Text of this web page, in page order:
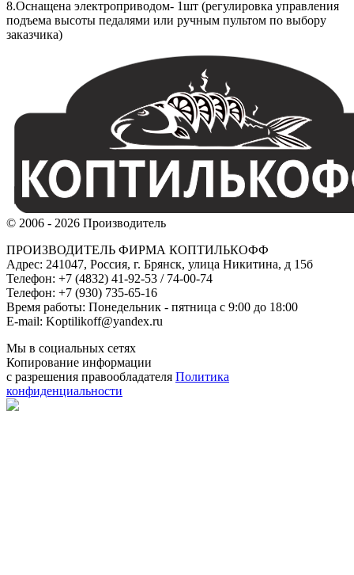
8.Оснащена электроприводом- 1шт (регулировка управления
подъема высоты педалями или ручным пультом по выбору
заказчика)
© 2006 - 2026 Производитель
ПРОИЗВОДИТЕЛЬ ФИРМА КОПТИЛЬКОФФ
Адрес: 241047, Россия, г. Брянск, улица Никитина, д 15б
Телефон: +7 (4832) 41-92-53 / 74-00-74
Телефон: +7 (930) 735-65-16
Время работы: Понедельник - пятница с 9:00 до 18:00
E-mail: Koptilikoff@yandex.ru
Мы в социальных сетях
Копирование информации
с разрешения правообладателя Политика
конфиденциальности